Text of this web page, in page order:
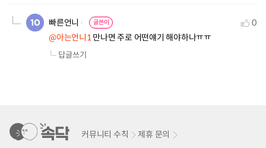
빠른언니 글쓴이
0
@아는언니1 만나면 주로 어떤얘기 해야하나ㅠㅠ
답글쓰기
커뮤니티 수칙 제휴 문의